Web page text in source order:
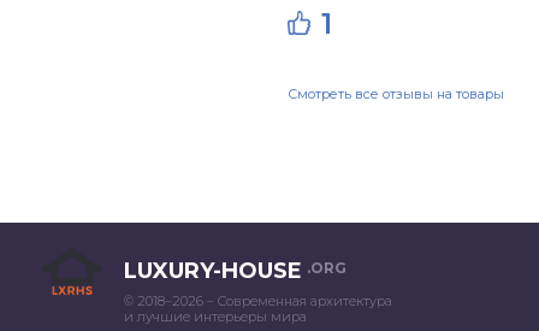
1
Смотреть все отзывы на товары
LUXURY-HOUSE .ORG
© 2018–2026 – Современная архитектура
и лучшие интерьеры мира